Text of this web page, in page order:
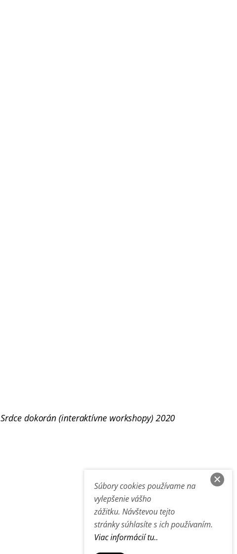
Srdce dokorán (interaktívne workshopy) 2020
Súbory cookies používame na
vylepšenie vášho
zážitku. Návštevou tejto
stránky súhlasíte s ich používaním.
Viac informácií tu..